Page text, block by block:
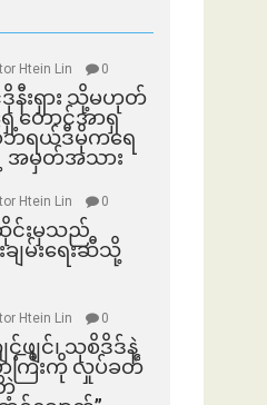
Htein Lin 0
နီးရှား သို့မဟုတ်
တောင်အာရှ
ရယ်ဒီမိုကရေ
အမှတ်အသား
Htein Lin 0
င်းမှသည်
းချမ်းရေးဆီသို့
Htein Lin 0
င့်ဖျင်၊ သုစိဒိဒ်နဲ့
ာကြီးကို လှုပ်ခတ်